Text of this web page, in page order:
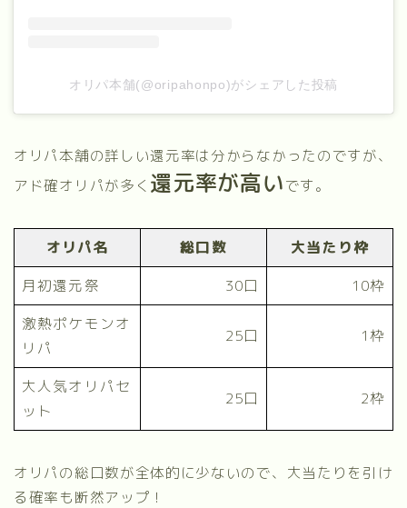
オリパ本舗(@oripahonpo)がシェアした投稿
オリパ本舗の詳しい還元率は分からなかったのですが、
アド確オリパが多く 還元率が高いです。
オリパ名 総口数
大当たり枠
月初還元祭
30口
10枠
激熱ポケモンオ
リパ
25口 1枠
大人気オリパセ
ット
25口 2枠
オリパの総口数が全体的に少ないので、大当たりを引け
る確率も断然アップ！